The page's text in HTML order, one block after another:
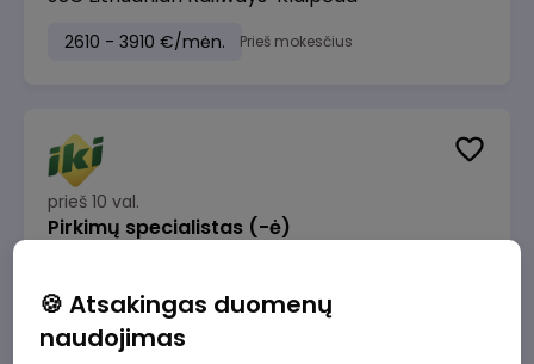
2610 - 3910 €/mėn. Prieš mokesčius
prieš 10 val.
Pirkimų specialistas (-ė)
1600 - 1900 €/mėn. Prieš mokesčius
🍪 Atsakingas duomenų
naudojimas